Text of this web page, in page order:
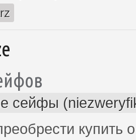
сейфы
купить